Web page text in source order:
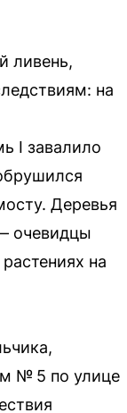
ливень,
на
I завалило
Деревья
очевидцы
на
№ 5 по улице